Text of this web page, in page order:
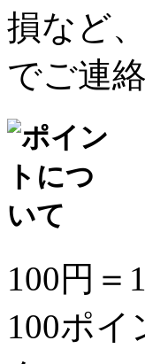
損など
でご連
100円
100ポ